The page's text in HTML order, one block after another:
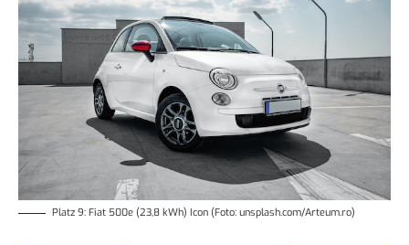
Platz 9: Fiat 500e (23,8 kWh) Icon (Foto: unsplash.com/Arteum.ro)